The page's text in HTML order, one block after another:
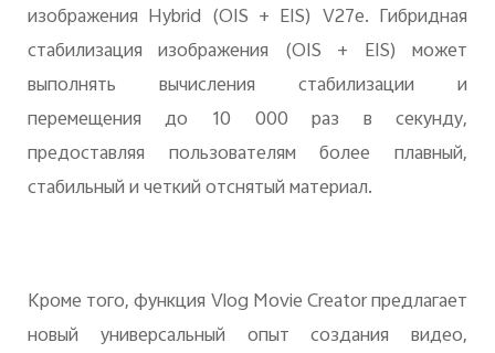
изображения Hybrid (OIS + EIS) V27e. Гибридная
стабилизация изображения (OIS + EIS) может
выполнять вычисления стабилизации и
перемещения до 10 000 раз в секунду,
предоставляя пользователям более плавный,
стабильный и четкий отснятый материал.
Кроме того, функция Vlog Movie Creator предлагает
новый универсальный опыт создания видео,